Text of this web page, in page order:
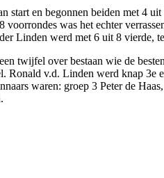
start en begonnen beiden met 4
voorrondes was het echter
Linden werd met 6 uit 8 vierde,
twijfel over bestaan wie de
Ronald v.d. Linden werd knap
waren: groep 3 Peter de